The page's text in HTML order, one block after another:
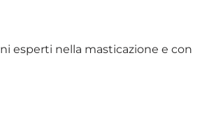
esperti nella masticazione e con